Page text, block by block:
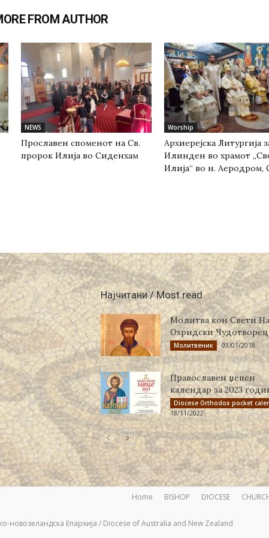
FROM AUTHOR
NEWS
Прославен споменот на Св.
пророк Илија во Сиденхам
Worship
Архиерејска Литургија
Илинден во храмот
Илија“ во н. Аеродром,
Најчитани / Most read
Молитва кон Свети
Охридски Чудотворец
Молитвеник 03/01/2018
Православен џепен
календар за 2023
Diocese Orthodox pocket
18/11/2022
Home BISHOP DIOCESE
новозеландска Епархија / Diocese of Australia and New Zealand